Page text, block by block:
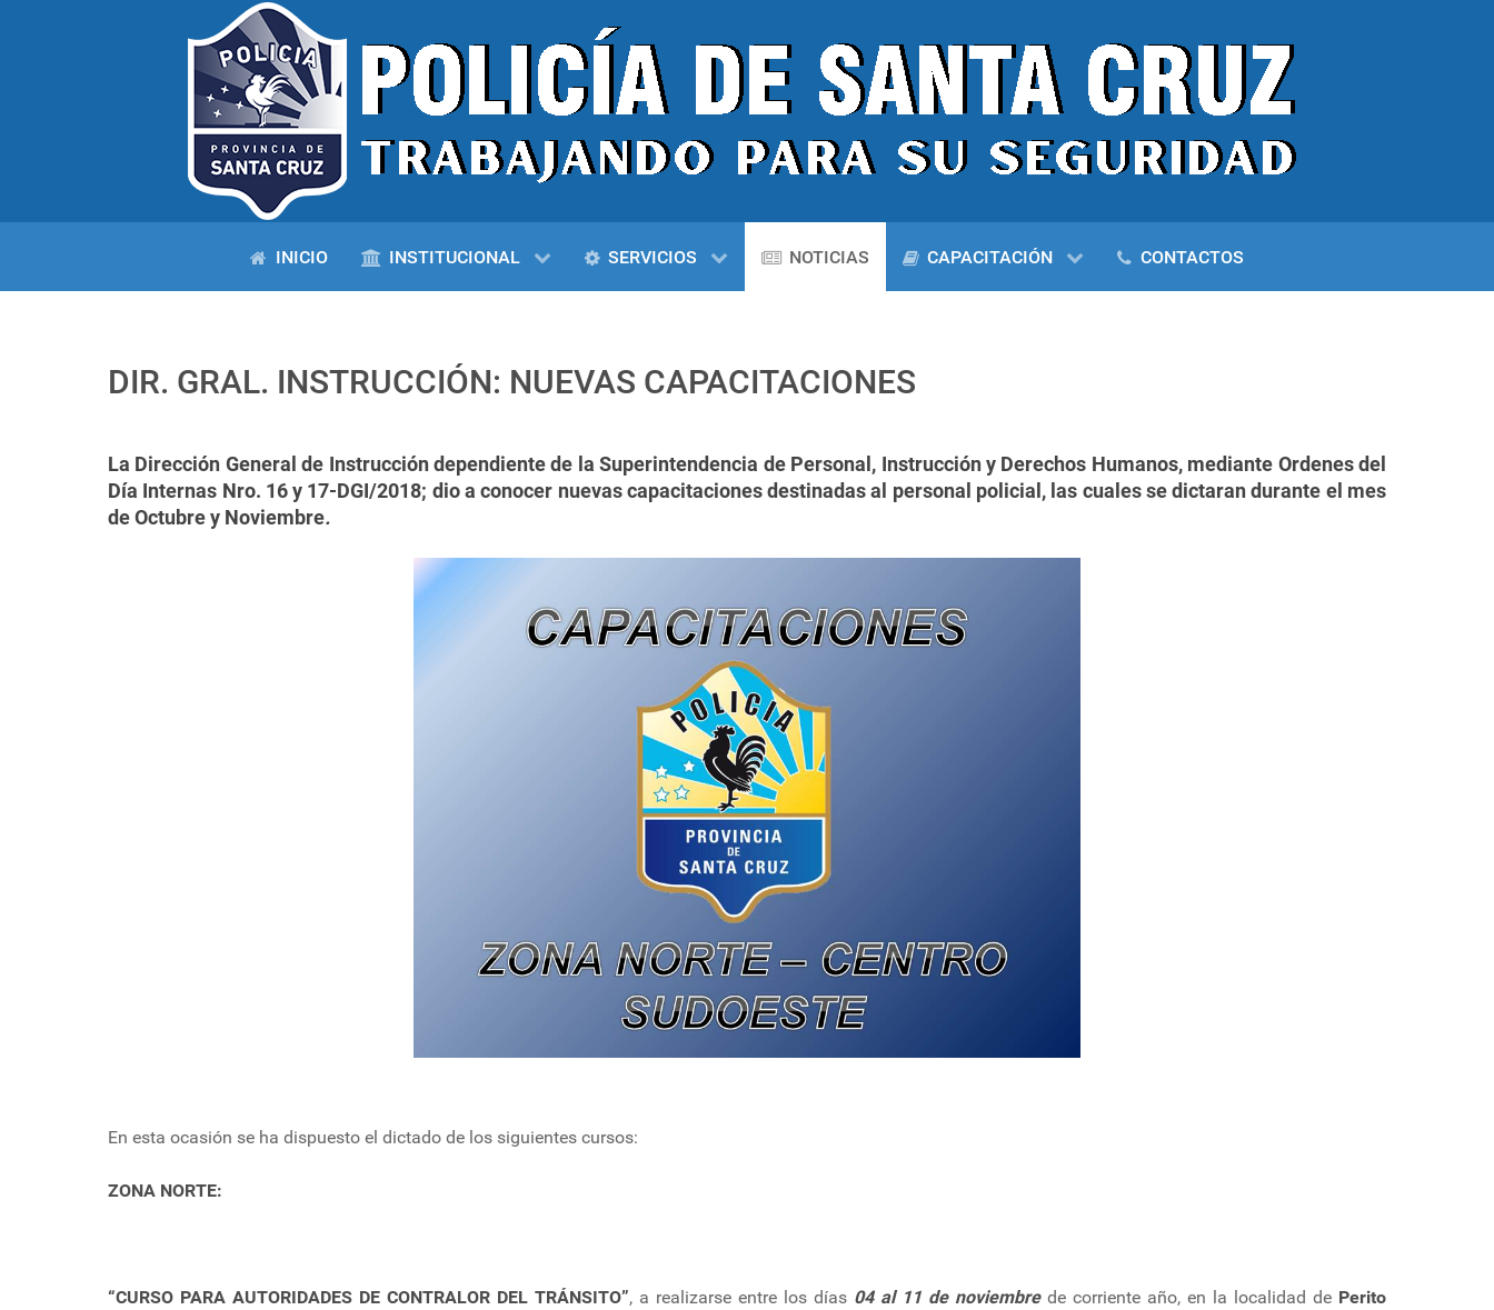
INICIO INSTITUCIONAL SERVICIOS NOTICIAS CAPACITACIÓN CONTACTOS
DIR. GRAL. INSTRUCCIÓN: NUEVAS CAPACITACIONES
La Dirección General de Instrucción dependiente de la Superintendencia de Personal, Instrucción y Derechos Humanos, mediante Ordenes del
Día Internas Nro. 16 y 17-DGI/2018; dio a conocer nuevas capacitaciones destinadas al personal policial, las cuales se dictaran durante el mes
de Octubre y Noviembre.
En esta ocasión se ha dispuesto el dictado de los siguientes cursos:
ZONA NORTE:
“CURSO PARA AUTORIDADES DE CONTRALOR DEL TRÁNSITO”, a realizarse entre los días 04 al 11 de noviembrede corriente año, en la localidad de Perito